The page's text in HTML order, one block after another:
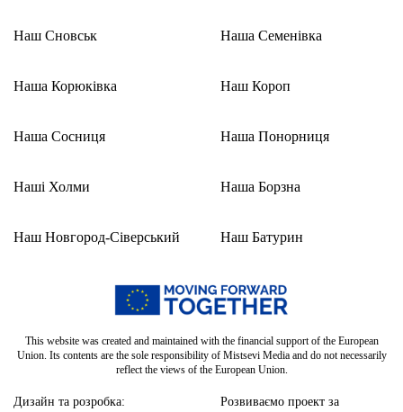
Наш Сновськ
Наша Корюківка
Наша Сосниця
Наші Холми
Наш Новгород-Сіверський
Наша Семенівка
Наш Короп
Наша Понорниця
Наша Борзна
Наш Батурин
This website was created and maintained with the financial support of the European
Union. Its contents are the sole responsibility of Mistsevi Media and do not necessarily
reflect the views of the European Union.
Дизайн та розробка:
Розвиваємо проект за